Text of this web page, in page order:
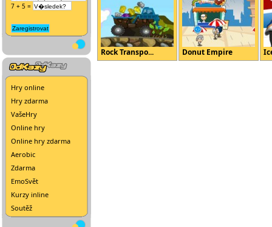
7 + 5 =
Hry online
Hry zdarma
VašeHry
Online hry
Online hry zdarma
Aerobic
Zdarma
EmoSvět
Kurzy inline
Soutěž
Rock Transpo... Donut Empire